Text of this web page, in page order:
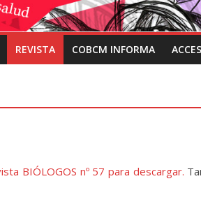
REVISTA COBCM INFORMA
BIÓLOGOS nº 57 para descargar.